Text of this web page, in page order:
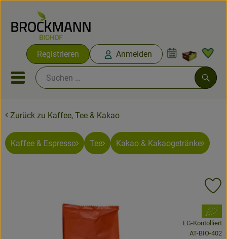
Registrieren Anmelden
Mobiles Menu öffnen oder
Abokisten
Angebote & Neues
Vorratskammer
Zurück zu Kaffee, Tee & Kakao
Kaffee & Espresso Tee Kakao & Kakaogetränke
, Verband:
EG-Kontolliert
,AT-BIO-402